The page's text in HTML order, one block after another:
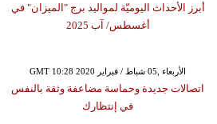
أبرز الأحداث اليوميّة لمواليد برج "الميزان" في
أغسطس/ آب 2025
GMT 10:28 2020 الأربعاء ,05 شباط / فبراير
اتصالات جديدة وحماسة مضاعفة وثقة بالنفس
في إنتظارك